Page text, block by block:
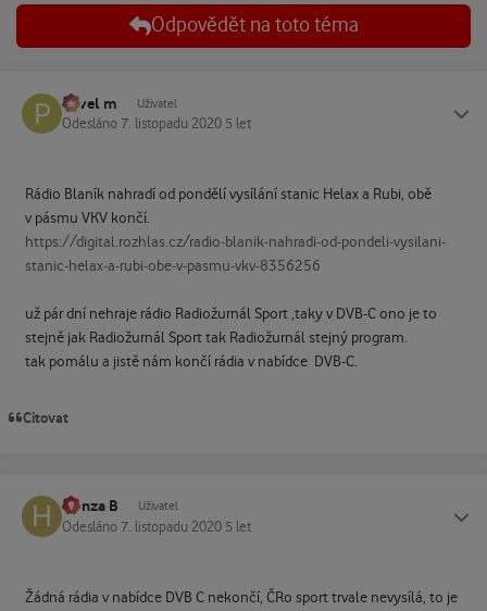
Odpovědět na toto téma
Pavel m Uživatel
Odesláno 7. listopadu 2020 5 let
Rádio Blaník nahradí od pondělí vysílání stanic Helax a Rubi, obě
v pásmu VKV končí.
https://digital.rozhlas.cz/radio-blanik-nahradi-od-pondeli-vysilani-
stanic-helax-a-rubi-obe-v-pasmu-vkv-8356256
už pár dní nehraje rádio Radiožurnál Sport,taky v DVB-C ono je to
stejně jak Radiožurnál Sport tak Radiožurnál stejný program.
tak pomálu a jistě nám končí rádia v nabídce DVB-C.
Citovat
Honza B Uživatel
Odesláno 7. listopadu 2020 5 let
Žádná rádia v nabídce DVB C nekončí, ČRo sport trvale nevysílá, to je